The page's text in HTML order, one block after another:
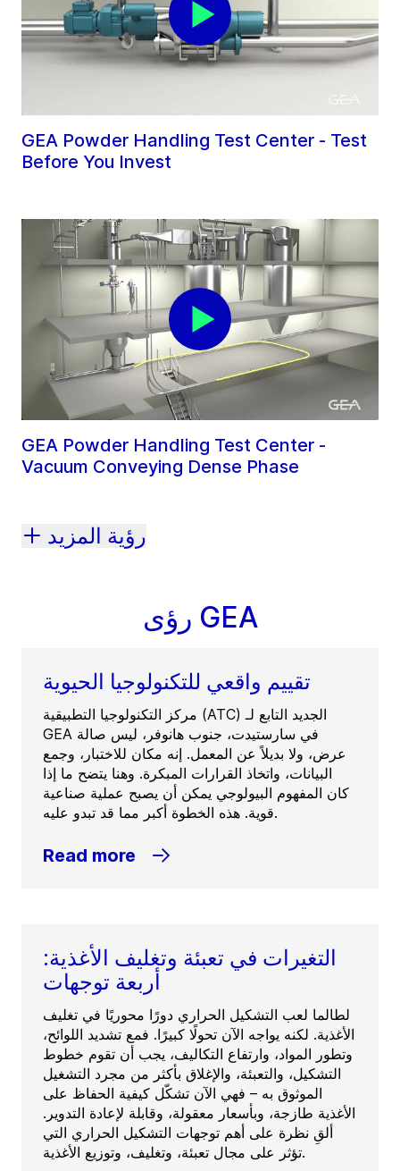
GEA Powder Handling Test Center - Test
Before You Invest
GEA Powder Handling Test Center -
Vacuum Conveying Dense Phase
رؤية المزيد
رؤى GEA
تقييم واقعي للتكنولوجيا الحيوية
مركز التكنولوجيا التطبيقية (ATC) الجديد التابع لـ
GEA في سارستيدت، جنوب هانوفر، ليس صالة
عرض، ولا بديلاً عن المعمل. إنه مكان للاختبار، وجمع
البيانات، واتخاذ القرارات المبكرة. وهنا يتضح ما إذا
كان المفهوم البيولوجي يمكن أن يصبح عملية صناعية
قوية. هذه الخطوة أكبر مما قد تبدو عليه.
Read more
التغيرات في تعبئة وتغليف الأغذية:
أربعة توجهات
لطالما لعب التشكيل الحراري دورًا محوريًا في تغليف
الأغذية. لكنه يواجه الآن تحولًا كبيرًا. فمع تشديد اللوائح،
وتطور المواد، وارتفاع التكاليف، يجب أن تقوم خطوط
التشكيل، والتعبئة، والإغلاق بأكثر من مجرد التشغيل
الموثوق به – فهي الآن تشكّل كيفية الحفاظ على
الأغذية طازجة، وبأسعار معقولة، وقابلة لإعادة التدوير.
ألقِ نظرة على أهم توجهات التشكيل الحراري التي
تؤثر على مجال تعبئة، وتغليف، وتوزيع الأغذية.